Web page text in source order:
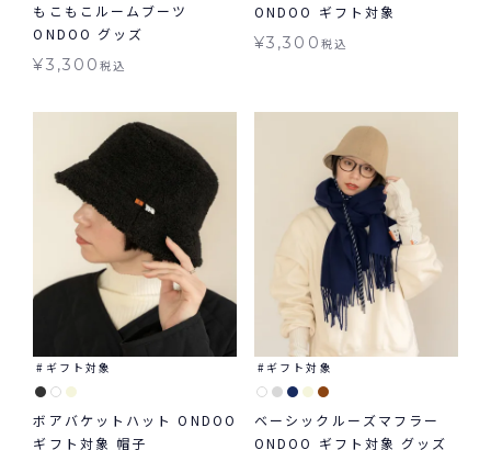
もこもこルームブーツ
ONDOO グッズ
¥3,300税込
ONDOO ギフト対象
¥3,300 税込
ギフト対象
ボアバケットハット ONDOO
ギフト対象 帽子
ギフト対象
ベーシックルーズマフラー
ONDOO ギフト対象 グッズ